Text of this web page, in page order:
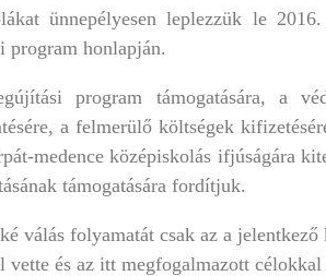
ünnepélyesen leplezzük le
program honlapján.
program támogatására, a
a felmerülő költségek
medence középiskolás ifjúságára
támogatására fordítjuk.
válás folyamatát csak az a
vette és az itt megfogalmazott